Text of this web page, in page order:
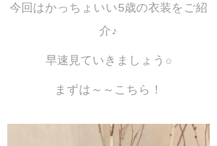
今回はかっちょいい5歳の衣装をご紹
介♪
早速見ていきましょう✩
まずは～～こちら！